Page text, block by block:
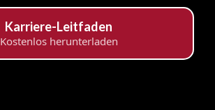
Karriere-Leitfaden
Kostenlos herunterladen